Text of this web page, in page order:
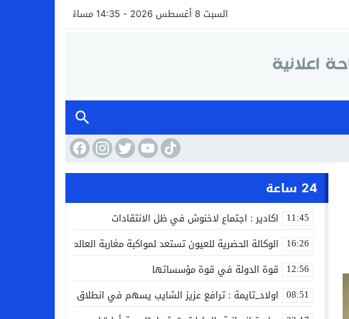
السبت 8 أغسطس 2026 - 14:35 مساءً
24 ساعة
11:45 اكادير : اجتماع لاخنوش في ظل الانتقادات
16:26 الوكالة الحضرية للعيون تستعد لمواكبة مغاربة العالم خلال مقامهم
12:56 قوة الدولة في قوة مؤسساتها
08:51 اولاد_تايمة : ترافع عزيز الشايب يسهم في انطلاق مشروع مائي